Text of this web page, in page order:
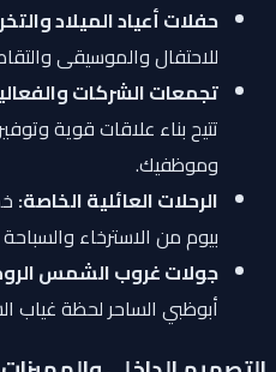
حفلات أعياد الميلاد
للاحتفال والموسيقى
تجمعات الشركات
تتيح بناء علاقات قوية
وموظفيك.
الرحلات العائلية الخاصة:
بيوم من الاسترخاء
جولات غروب الشمس
أبوظبي الساحر لحظة غياب